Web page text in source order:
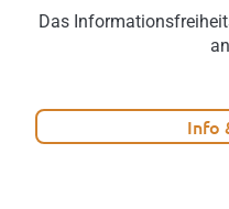
Das
Info